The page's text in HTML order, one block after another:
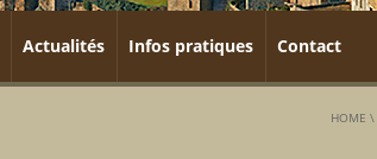
Actualités Infos pratiques Contact
HOME \